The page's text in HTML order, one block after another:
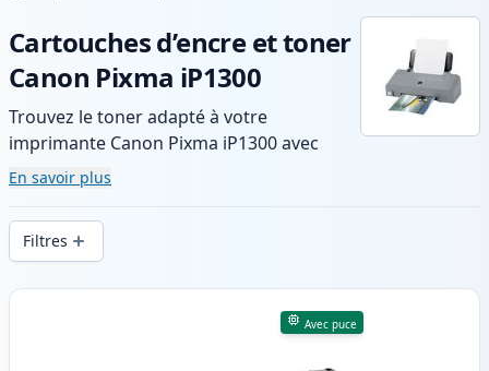
Cartouches d’encre et toner
Canon Pixma iP1300
Trouvez le toner adapté à votre
imprimante Canon Pixma iP1300 avec
notre gamme de cartouches compatibles
et haute capacité. Profitez d’une qualité
d’impression constante et d’une livraison
rapide depuis un stock local en .
En savoir plus
Filtres
Produits
Avec puce